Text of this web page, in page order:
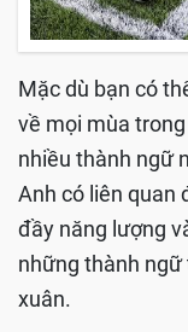
Mặc dù bạn có
về mọi mùa
nhiều thành ngữ
Anh có liên quan
đầy năng lượng
những thành
xuân.